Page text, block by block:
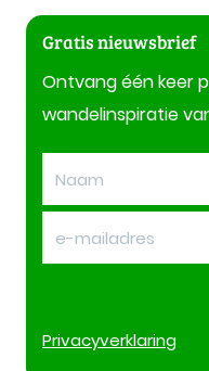
Gratis nieuwsbrief
Ontvang één keer
wandelinspiratie
Privacyverklaring